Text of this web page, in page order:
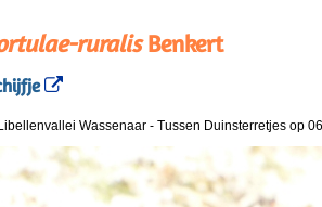
ruralisBenkert
Wassenaar - Tussen Duinsterretjes op